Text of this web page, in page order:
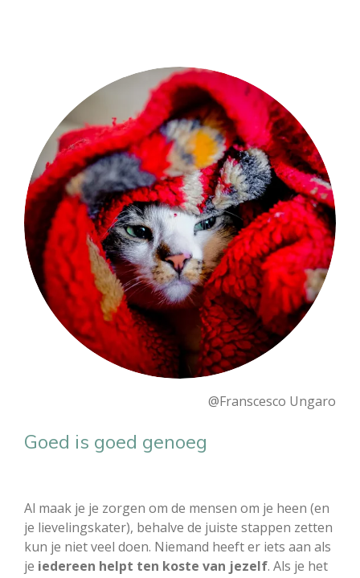
@Franscesco Ungaro
Goed is goed genoeg
Al maak je je zorgen om de mensen om je heen (en
je lievelingskater), behalve de juiste stappen zetten
kun je niet veel doen. Niemand heeft er iets aan als
je iedereen helpt ten koste van jezelf. Als je het